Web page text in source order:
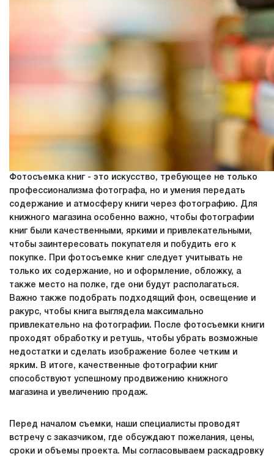
Фотосъемка книг - это искусство, требующее не только
профессионализма фотографа, но и умения передать
содержание и атмосферу книги через фотографию. Для
книжного магазина особенно важно, чтобы фотографии
книг были качественными, яркими и привлекательными,
чтобы заинтересовать покупателя и побудить его к
покупке. При фотосъемке книг следует учитывать не
только их содержание, но и оформление, обложку, а
также место на полке, где они будут располагаться.
Важно также подобрать подходящий фон, освещение и
ракурс, чтобы книга выглядела максимально
привлекательно на фотографии. После фотосъемки книги
проходят обработку и ретушь, чтобы убрать возможные
недостатки и сделать изображение более четким и
ярким. В итоге, качественные фотографии книг
способствуют успешному продвижению книжного
магазина и увеличению продаж.
Перед началом съемки, наши специалисты проводят
встречу с заказчиком, где обсуждают пожелания, цены,
сроки и объемы проекта. Мы согласовываем раскадровку